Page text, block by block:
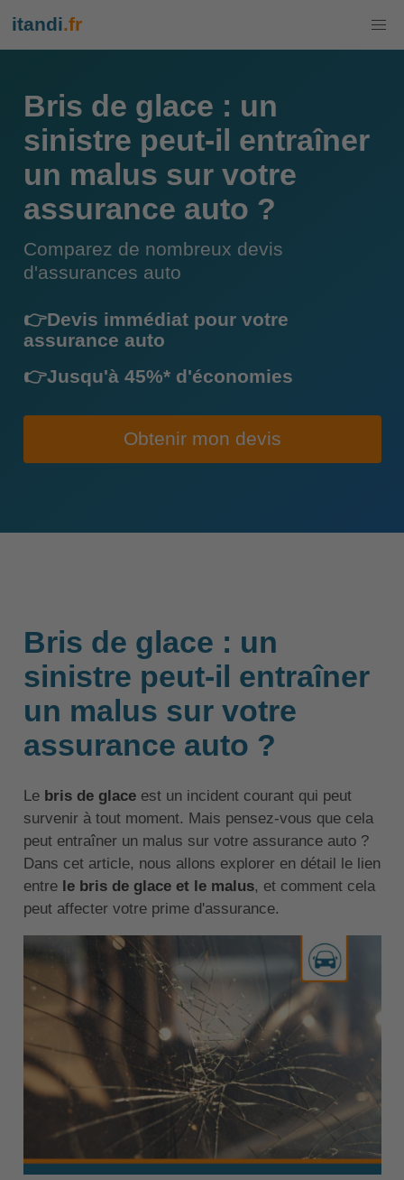
itandi.fr
Bris de glace : un
sinistre peut-il entraîner
un malus sur votre
assurance auto ?
Comparez de nombreux devis
d'assurances auto
👉Devis immédiat pour votre
assurance auto
👉Jusqu'à 45%* d'économies
Obtenir mon devis
Bris de glace : un
sinistre peut-il entraîner
un malus sur votre
assurance auto ?
Le bris de glaceest un incident courant qui peut
survenir à tout moment. Mais pensez-vous que cela
peut entraîner un malus sur votre assurance auto ?
Dans cet article, nous allons explorer en détail le lien
entre le bris de glace et le malus, et comment cela
peut affecter votre prime d'assurance.